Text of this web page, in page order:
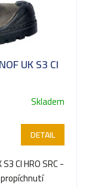
UK S3 CI
Skladem
DETAIL
CI HRO SRC -